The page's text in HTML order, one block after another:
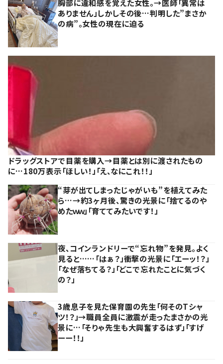
胸部に違和感を覚えた女性。→医師「異常は
ありません」しかしその後…判明した”まさか
の病”。女性の現在に迫る
ドラッグストアで目薬を購入→目薬とは別に渡されたもの
に…180万表示「ほしい！」「え、なにこれ！！」
“芽が出てしまったじゃがいも”を植えてみた
ら…→約3ヶ月後、驚きの光景に「捨てるのや
めたｗｗ」「育ててみたいです！」
夜、コインランドリーで“忘れ物”を発見。よく
見ると……「はぁ？」衝撃の光景に「エーッ！？」
「なぜ落ちてる？」「どこで忘れたことに気づく
の？」
3歳息子を見た保育園の先生「何そのTシャ
ツ！？」→職員全員に激震が走ったまさかの光
景に…「そりゃ先生も大興奮するはず」「すげ
ーー！！」